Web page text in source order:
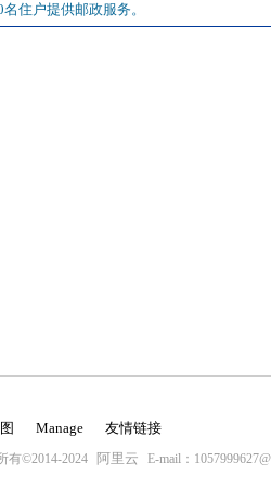
住户提供邮政服务。
Manage 友情链接
有©2014-2024 阿里云 E-mail：